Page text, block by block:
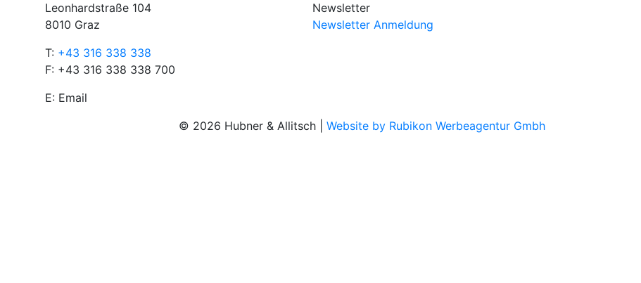
Leonhardstraße 104
8010 Graz
T: +43 316 338 338
F: +43 316 338 338 700
E: Email
Newsletter
Newsletter Anmeldung
© 2026 Hubner & Allitsch | Website by Rubikon Werbeagentur Gmbh